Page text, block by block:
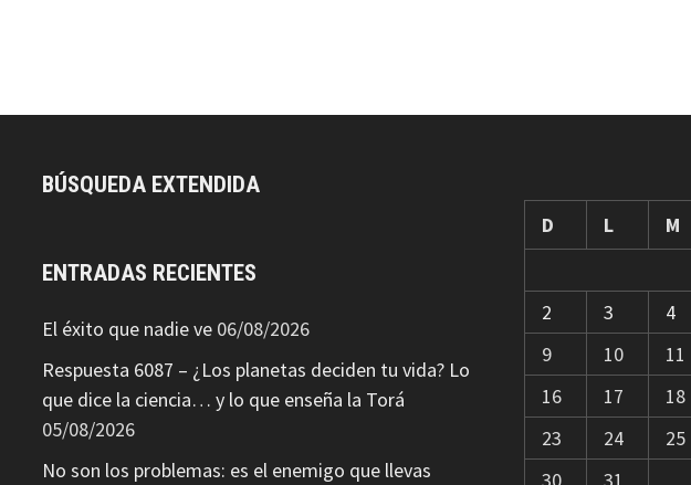
BÚSQUEDA EXTENDIDA
ENTRADAS RECIENTES
El éxito que nadie ve 06/08/2026
Respuesta 6087 – ¿Los planetas deciden tu vida? Lo
que dice la ciencia… y lo que enseña la Torá
05/08/2026
No son los problemas: es el enemigo que llevas
D
L M
2
3 4
9
10 11
16
17 18
23
24 25